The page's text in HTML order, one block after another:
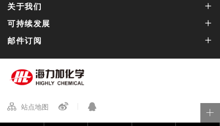
关于我们
可持续发展
邮件订阅
站点地图